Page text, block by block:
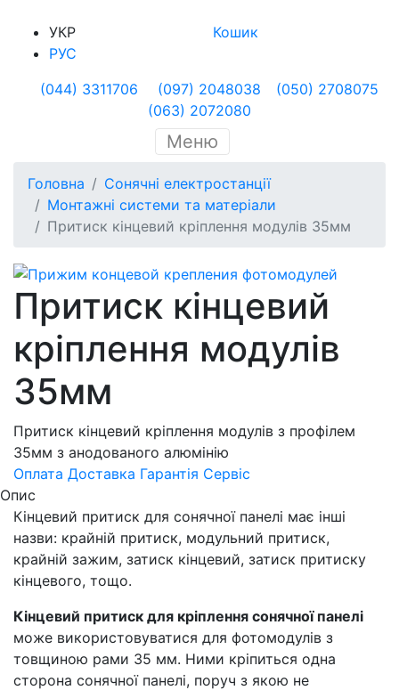
УКР
РУС
Кошик
(044) 3311706 (097) 2048038
(050) 2708075
(063) 2072080
Меню
Головна
Сонячні електростанції
Монтажні системи та матеріали
Притиск кінцевий кріплення модулів 35мм
Притиск кінцевий
кріплення модулів
35мм
Притиск кінцевий кріплення модулів з профілем
35мм з анодованого алюмінію
Оплата Доставка Гарантія Сервіс
Опис
Кінцевий притиск для сонячної панелі має інші
назви: крайній притиск, модульний притиск,
крайній зажим, затиск кінцевий, затиск притиску
кінцевого, тощо.
Кінцевий притиск для кріплення сонячної панелі
може використовуватися для фотомодулів з
товщиною рами 35 мм. Ними кріпиться одна
сторона сонячної панелі, поруч з якою не